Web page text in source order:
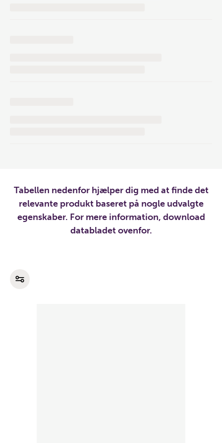
Tabellen nedenfor hjælper dig med at finde det
relevante produkt baseret på nogle udvalgte
egenskaber. For mere information, download
databladet ovenfor.